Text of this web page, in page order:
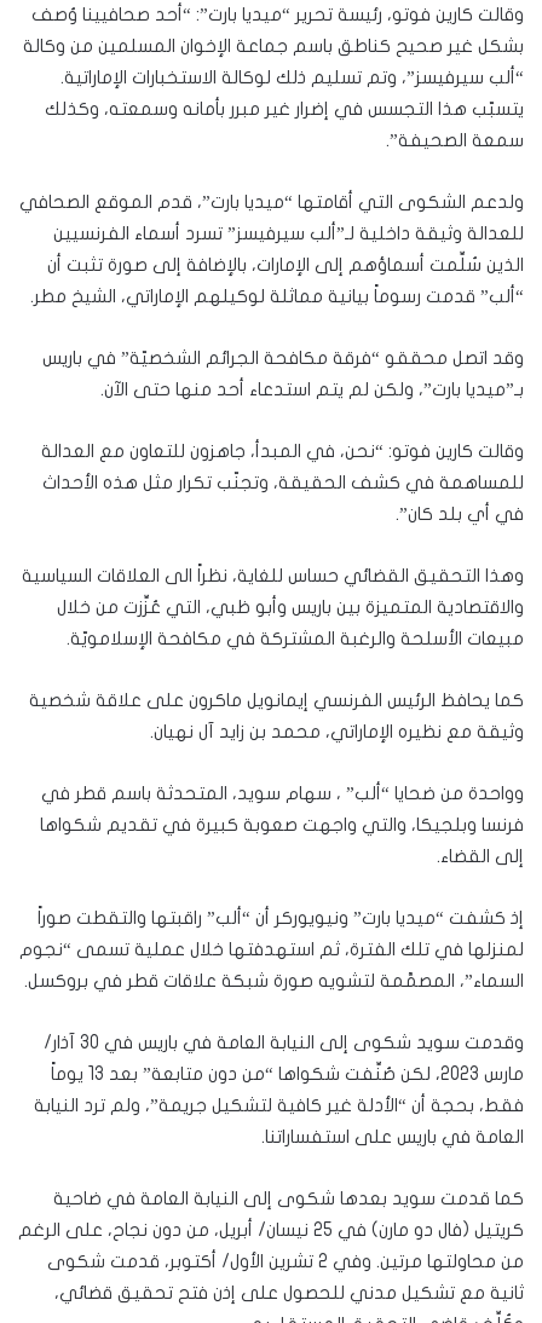
وقالت كارين فوتو، رئيسة تحرير “ميديا بارت”: “أحد صحافيينا وُصف
بشكل غير صحيح كناطق باسم جماعة الإخوان المسلمين من وكالة
“ألب سيرفيسز”، وتم تسليم ذلك لوكالة الاستخبارات الإماراتية.
يتسبّب هذا التجسس في إضرار غير مبرر بأمانه وسمعته، وكذلك
سمعة الصحيفة”.
ولدعم الشكوى التي أقامتها “ميديا بارت”، قدم الموقع الصحافي
للعدالة وثيقة داخلية لـ”ألب سيرفيسز” تسرد أسماء الفرنسيين
الذين سُلِّمت أسماؤهم إلى الإمارات، بالإضافة إلى صورة تثبت أن
“ألب” قدمت رسوماً بيانية مماثلة لوكيلهم الإماراتي، الشيخ مطر.
وقد اتصل محققو “فرقة مكافحة الجرائم الشخصيّة” في باريس
بـ”ميديا بارت”، ولكن لم يتم استدعاء أحد منها حتى الآن.
وقالت كارين فوتو: “نحن، في المبدأ، جاهزون للتعاون مع العدالة
للمساهمة في كشف الحقيقة، وتجنّب تكرار مثل هذه الأحداث
في أي بلد كان”.
وهذا التحقيق القضائي حساس للغاية، نظراً الى العلاقات السياسية
والاقتصادية المتميزة بين باريس وأبو ظبي، التي عُزِّزت من خلال
مبيعات الأسلحة والرغبة المشتركة في مكافحة الإسلامويّة.
كما يحافظ الرئيس الفرنسي إيمانويل ماكرون على علاقة شخصية
وثيقة مع نظيره الإماراتي، محمد بن زايد آل نهيان.
وواحدة من ضحايا “ألب” ، سهام سويد، المتحدثة باسم قطر في
فرنسا وبلجيكا، والتي واجهت صعوبة كبيرة في تقديم شكواها
إلى القضاء.
إذ كشفت “ميديا بارت” ونيويوركر أن “ألب” راقبتها والتقطت صوراً
لمنزلها في تلك الفترة، ثم استهدفتها خلال عملية تسمى “نجوم
السماء”، المصمَّمة لتشويه صورة شبكة علاقات قطر في بروكسل.
وقدمت سويد شكوى إلى النيابة العامة في باريس في 30 آذار/
مارس 2023، لكن صُنِّفت شكواها “من دون متابعة” بعد 13 يوماً
فقط، بحجة أن “الأدلة غير كافية لتشكيل جريمة”، ولم ترد النيابة
العامة في باريس على استفساراتنا.
كما قدمت سويد بعدها شكوى إلى النيابة العامة في ضاحية
كريتيل (فال دو مارن) في 25 نيسان/ أبريل، من دون نجاح، على الرغم
من محاولتها مرتين. وفي 2 تشرين الأول/ أكتوبر، قدمت شكوى
ثانية مع تشكيل مدني للحصول على إذن فتح تحقيق قضائي،